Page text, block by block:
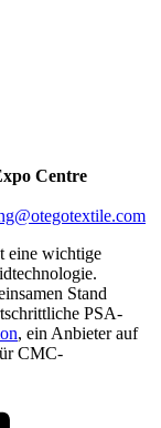
Centre
eine wichtige
Stand
PSA-
, ein Anbieter auf
CMC-